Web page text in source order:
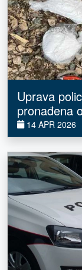
Uprava
pronađena
14 APR 2026